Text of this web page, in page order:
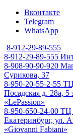
Вконтакте
Telegram
WhatsApp
8-912-29-89-555
8-912-29-89-555
8-908-90-90-920
Сурикова, 37
8-950-20-55-2-55 ТЦ
Посадская д. 28а,
«LePassion»
8-950-650-24-00 ТЦ
Екатеринбург, ул.
«Giovanni Fabiani»